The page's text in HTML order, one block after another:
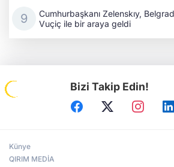
Cumhurbaşkanı Zelenskıy,
Vuçiç ile bir araya geldi
Bizi Takip Edin!
Künye
QIRIM MEDİA